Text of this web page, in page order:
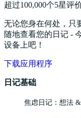
超过100,000个5星评
无论您身在何处，只
随地查看您的日记 -
设备上吧！
下载应用程序
日记基础
焦虑日记：想法